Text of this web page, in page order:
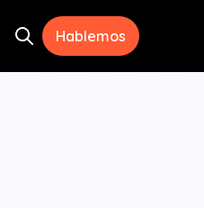
Open search
Hablemos